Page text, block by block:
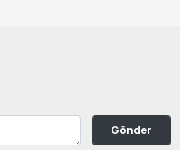
Gönder